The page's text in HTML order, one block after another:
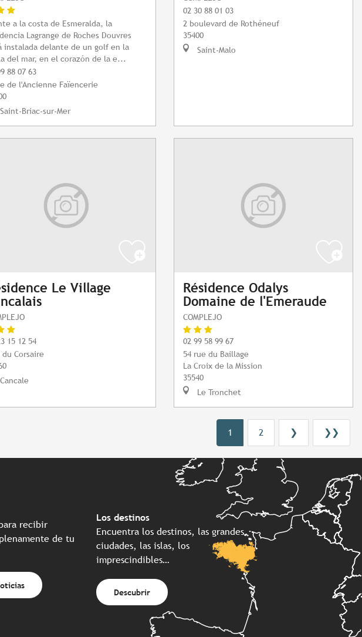
a la costa de Esmeralda, la
Lagrange de Roches Douvres
instalada delante de un golf en la
del mar, en el corazón de la e...
88 07 63
de l'Ancienne Faïencerie
Saint-Briac-sur-Mer
02 30 88 01 03
2 boulevard de Rothéneuf
35400
Saint-Malo
Le Village
15 12 54
du Corsaire
Cancale
Résidence Odalys
Domaine de l'Emeraude
COMPLEJO
02 99 58 99 67
54 rue du Baillage
La Croix de la Mission
35540
Le Tronchet
1 2 ❯ ❯❯
recibir
de tu
Los destinos
Encuentra los destinos, las grandes
ciudades, las islas, los
imprescindibles…
Descubrir